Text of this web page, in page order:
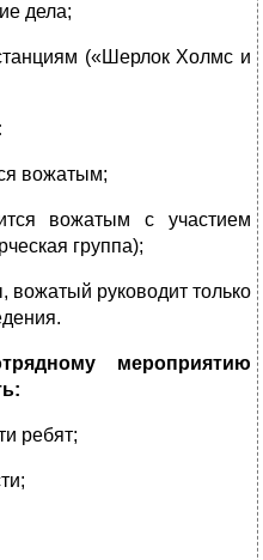
дела;
(«Шерлок Холмс и
вожатым;
вожатым с участием
группа);
вожатый руководит только
мероприятию
ребят;